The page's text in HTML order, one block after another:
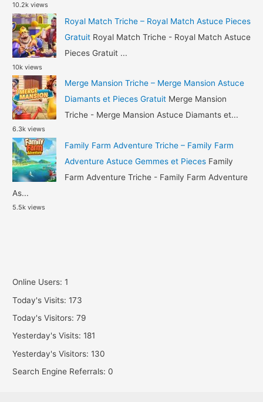
r
:
10.2k views
Royal Match Triche – Royal Match Astuce Pieces
Gratuit Royal Match Triche - Royal Match Astuce
Pieces Gratuit ...
10k views
Merge Mansion Triche – Merge Mansion Astuce
Diamants et Pieces Gratuit Merge Mansion
Triche - Merge Mansion Astuce Diamants et...
6.3k views
Family Farm Adventure Triche – Family Farm
Adventure Astuce Gemmes et Pieces Family
Farm Adventure Triche - Family Farm Adventure
As...
5.5k views
Online Users:1
Today's Visits:173
Today's Visitors:79
Yesterday's Visits:181
Yesterday's Visitors:130
Search Engine Referrals:0